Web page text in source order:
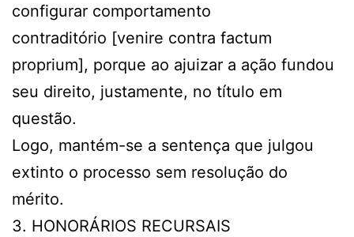
configurar comportamento
contraditório [venire contra factum
proprium], porque ao ajuizar a ação fundou
seu direito, justamente, no título em
questão.
Logo, mantém-se a sentença que julgou
extinto o processo sem resolução do
mérito.
3. HONORÁRIOS RECURSAIS